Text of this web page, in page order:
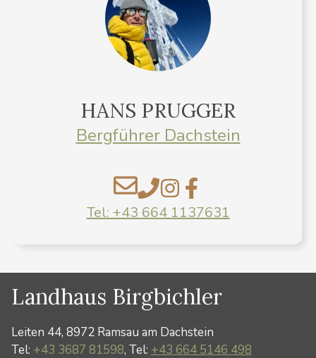
HANS PRUGGER
Bergführer Dachstein
Tel: +43 664 1137631
Landhaus Birgbichler
Leiten 44, 8972 Ramsau am Dachstein
Tel: +43 3687 81598, Tel: +43 664 5146 498